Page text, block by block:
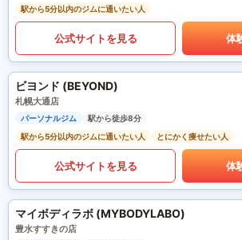
駅から5分以内のジムに通いたい人
公式サイトを見る 体
ビヨンド (BEYOND)
札幌大通店
パーソナルジム
駅から徒歩8分
駅から5分以内のジムに通いたい人
とにかく痩せたい人
公式サイトを見る 体
マイボディラボ (MYBODYLABO)
豊水すすきの店